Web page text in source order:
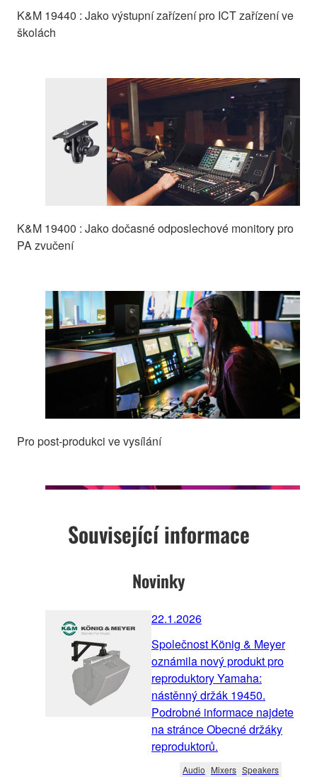
K&M 19440 : Jako výstupní zařízení pro ICT zařízení ve
školách
K&M 19400 : Jako dočasné odposlechové monitory pro
PA zvučení
Pro post-produkci ve vysílání
Související informace
Novinky
22.1.2026
Společnost König & Meyer
oznámila nový produkt pro
reproduktory Yamaha:
nástěnný držák 19450.
Podrobné informace najdete
na stránce Obecné držáky
reproduktorů.
Audio Mixers Speakers